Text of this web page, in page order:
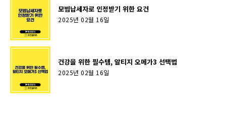
모범납세자로 인정받기 위한 요건
2025년 02월 16일
건강을 위한 필수템, 알티지 오메가3 선택법
2025년 02월 16일